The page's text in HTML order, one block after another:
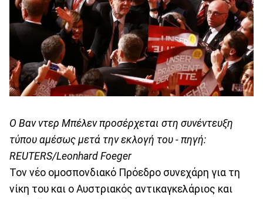
O Βαν ντερ Μπέλεν προσέρχεται στη συνέντευξη
τύπου αμέσως μετά την εκλογή του - πηγή:
REUTERS/Leonhard Foeger
Τον νέο ομοσπονδιακό Πρόεδρο συνεχάρη για τη
νίκη του και ο Αυστριακός αντικαγκελάριος και